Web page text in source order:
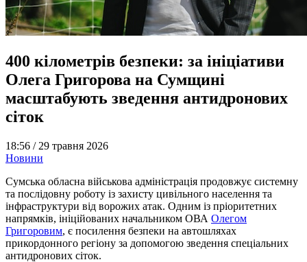
400 кілометрів безпеки: за ініціативи
Олега Григорова на Сумщині
масштабують зведення антидронових
сіток
18:56 / 29 травня 2026
Новини
Сумська обласна військова адміністрація продовжує системну
та послідовну роботу із захисту цивільного населення та
інфраструктури від ворожих атак. Одним із пріоритетних
напрямків, ініційованих начальником ОВА Олегом
Григоровим, є посилення безпеки на автошляхах
прикордонного регіону за допомогою зведення спеціальних
антидронових сіток.